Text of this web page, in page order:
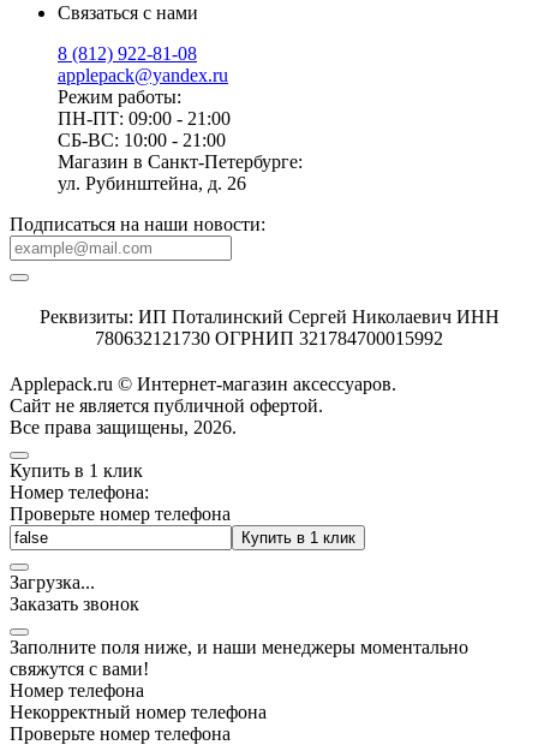
Связаться с нами
8 (812) 922-81-08
applepack@yandex.ru
Режим работы:
ПН-ПТ: 09:00 - 21:00
СБ-ВС: 10:00 - 21:00
Магазин в Санкт-Петербурге:
ул. Рубинштейна, д. 26
Подписаться на наши новости:
Реквизиты: ИП Поталинский Сергей Николаевич ИНН
780632121730 ОГРНИП 321784700015992
Applepack.ru © Интернет-магазин аксессуаров.
Cайт не является публичной офертой.
Все права защищены, 2026.
Купить в 1 клик
Номер телефона:
Проверьте номер телефона
Купить в 1 клик
Загрузка...
Заказать звонок
Заполните поля ниже, и наши менеджеры моментально
свяжутся с вами!
Номер телефона
Некорректный номер телефона
Проверьте номер телефона